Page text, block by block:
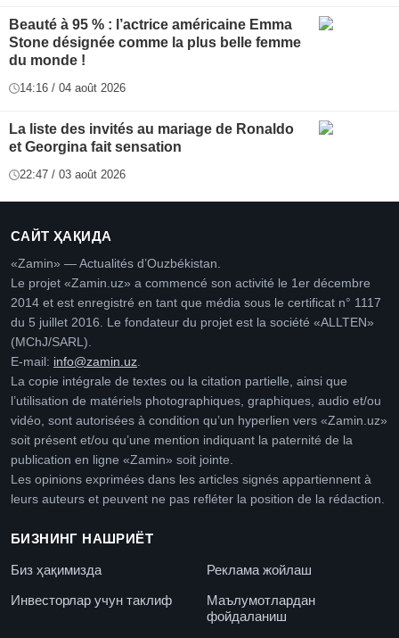
Beauté à 95 % : l’actrice américaine Emma
Stone désignée comme la plus belle femme
du monde !
14:16 / 04 août 2026
La liste des invités au mariage de Ronaldo
et Georgina fait sensation
22:47 / 03 août 2026
САЙТ ҲАҚИДА
«Zamin» — Actualités d’Ouzbékistan.
Le projet «Zamin.uz» a commencé son activité le 1er décembre
2014 et est enregistré en tant que média sous le certificat n° 1117
du 5 juillet 2016. Le fondateur du projet est la société «ALLTEN»
(MChJ/SARL).
E-mail: info@zamin.uz.
La copie intégrale de textes ou la citation partielle, ainsi que
l’utilisation de matériels photographiques, graphiques, audio et/ou
vidéo, sont autorisées à condition qu’un hyperlien vers «Zamin.uz»
soit présent et/ou qu’une mention indiquant la paternité de la
publication en ligne «Zamin» soit jointe.
Les opinions exprimées dans les articles signés appartiennent à
leurs auteurs et peuvent ne pas refléter la position de la rédaction.
БИЗНИНГ НАШРИЁТ
Биз ҳақимизда
Реклама жойлаш
Инвесторлар учун таклиф
Маълумотлардан
фойдаланиш